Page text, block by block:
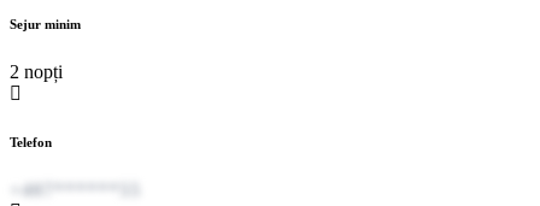
Sejur minim
2 nopți
Telefon
+407******55